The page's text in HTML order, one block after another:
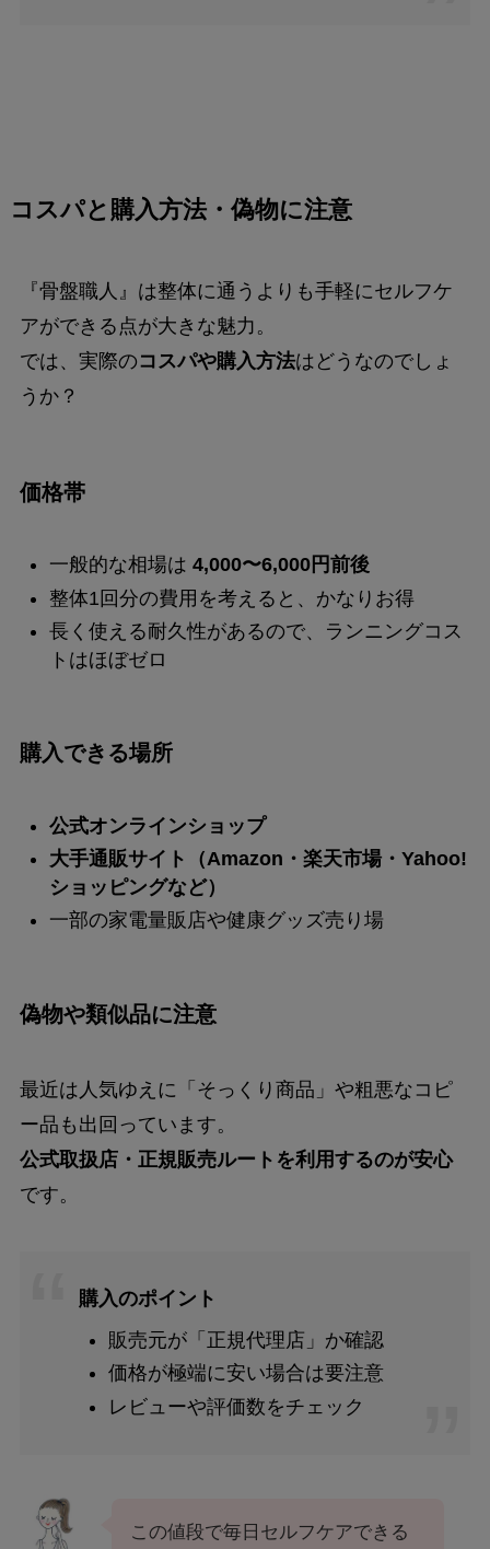
コスパと購入方法・偽物に注意
『骨盤職人』は整体に通うよりも手軽にセルフケ
アができる点が大きな魅力。
では、実際のコスパや購入方法はどうなのでしょ
うか？
価格帯
一般的な相場は 4,000〜6,000円前後
整体1回分の費用を考えると、かなりお得
長く使える耐久性があるので、ランニングコス
トはほぼゼロ
購入できる場所
公式オンラインショップ
大手通販サイト（Amazon・楽天市場・Yahoo!
ショッピングなど）
一部の家電量販店や健康グッズ売り場
偽物や類似品に注意
最近は人気ゆえに「そっくり商品」や粗悪なコピ
ー品も出回っています。
公式取扱店・正規販売ルートを利用するのが安心
です。
購入のポイント
販売元が「正規代理店」か確認
価格が極端に安い場合は要注意
レビューや評価数をチェック
この値段で毎日セルフケアできる